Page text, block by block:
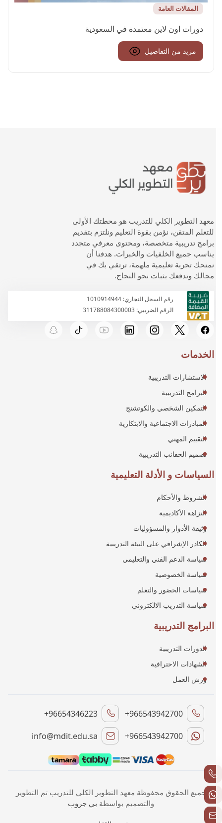
المقالات العامة
دورات اون لاين معتمدة في السعودية
مزيد من التفاصيل
معهد التطوير الكلي للتدريب هو محطتك الأولى
للتعلم المتقن، نؤمن بقوة التعليم ونلتزم بتقديم
برامج تدريبية متخصصة، ومحتوى معرفي متجدد
يناسب جميع الخلفيات والخبرات. هدفنا أن
نمنحك تجربة تعليمية ملهمة، ترتقي بك في
مجالك وتدفعك بثبات نحو النجاح.
رقم السجل التجاري: 1010914944
الرقم الضريبي: 311788084300003
الخدمات
الاستشارات التدريبية
البرامج التدريبية
التمكين الشخصي والكوتشنج
المبادرات الاجتماعية والابتكارية
التقييم المهني
تصميم الحقائب التدريبية
السياسات و الأدلة التعليمية
الشروط والأحكام
النزاهة الأكاديمية
وثيقة الأدوار والمسؤوليات
الكادر الإشرافي على البيئة التدريبية
سياسة الدعم الفني والتعليمي
سياسة الخصوصية
سياسات الحضور والتعلم
سياسة التدريب الالكتروني
البرامج التدريبية
الدورات التدريبية
الشهادات الاحترافية
ورش العمل
+966543942700
+96654346223
+966543942700
info@mdit.edu.sa
جميع الحقوق محفوظة معهد التطوير الكلي للتدريب تم التطوير
والتصميم بواسطة بي جروب